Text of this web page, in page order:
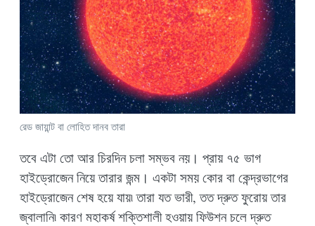
রেড জায়ান্ট বা লোহিত দানব তারা
তবে এটা তো আর চিরদিন চলা সম্ভব নয়। প্রায় ৭৫ ভাগ
হাইড্রোজেন নিয়ে তারার জন্ম। একটা সময় কোর বা কেন্দ্রভাগের
হাইড্রোজেন শেষ হয়ে যায়৷ তারা যত ভারী, তত দ্রুত ফুরোয় তার
জ্বালানি৷ কারণ মহাকর্ষ শক্তিশালী হওয়ায় ফিউশন চলে দ্রুত